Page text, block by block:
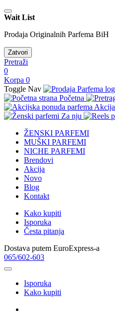
Wait List
Prodaja Originalnih Parfema BiH
Zatvori
Pretraži
0
Korpa 0
Toggle Nav
Početna
Akcija
Za nju
ŽENSKI PARFEMI
MUŠKI PARFEMI
NICHE PARFEMI
Brendovi
Akcija
Novo
Blog
Kontakt
Kako kupiti
Isporuka
Česta pitanja
Dostava putem EuroExpress-a
065/602-603
Isporuka
Kako kupiti